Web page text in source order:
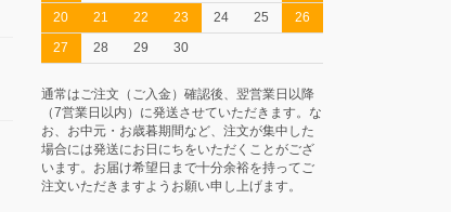
20
21 22 23 24 25
26
27
28 29 30
通常はご注文（ご入金）確認後、翌営業日以降
（7営業日以内）に発送させていただきます。な
お、お中元・お歳暮期間など、注文が集中した
場合には発送にお日にちをいただくことがござ
います。お届け希望日まで十分余裕を持ってご
注文いただきますようお願い申し上げます。